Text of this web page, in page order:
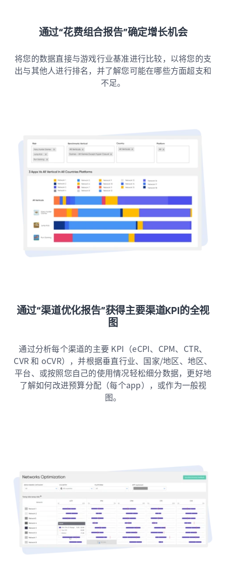
通过“花费组合报告”确定增长机会
将您的数据直接与游戏行业基准进行比较，以将您的支
出与其他人进行排名，并了解您可能在哪些方面超支和
不足。
通过“渠道优化报告”获得主要渠道KPI的全视
图
通过分析每个渠道的主要 KPI（eCPI、CPM、CTR、
CVR 和 oCVR），并根据垂直行业、国家/地区、地区、
平台、或按照您自己的使用情况轻松细分数据，更好地
了解如何改进预算分配（每个app），或作为一般视
图。